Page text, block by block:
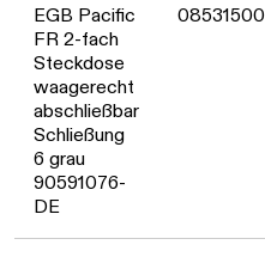
EGB Pacific
FR 2-fach
Steckdose
waagerecht
abschließbar
Schließung
6 grau
90591076-
DE
08531500